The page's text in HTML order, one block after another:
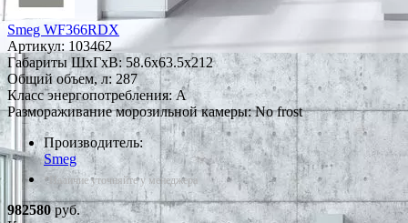
Smeg WF366RDX
Артикул: 103462
Габариты ШxГxВ: 58.6x63.5x212
Общий объем, л: 287
Класс энергопотребления: A
Размораживание морозильной камеры: No frost
Производитель:
Smeg
*Наличие уточняйте у менеджера
982580руб.